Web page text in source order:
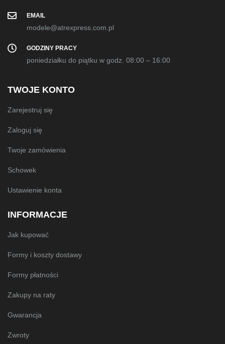
EMAIL
modele@atrexpress.com.pl
GODZINY PRACY
poniedziałku do piątku w godz. 08:00 – 16:00
TWOJE KONTO
Zarejestruj się
Zaloguj się
Twoje zamówienia
Schowek
Ustawienie konta
INFORMACJE
Jak kupować
Formy i koszty dostawy
Formy płatności
Zakupy na raty
Gwarancja
Zwroty